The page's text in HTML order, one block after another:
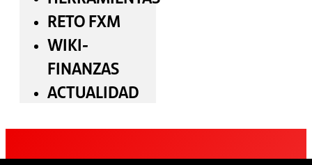
RETO FXM
WIKI-
FINANZAS
ACTUALIDAD